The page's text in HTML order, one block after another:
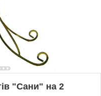
"Сани" на 2